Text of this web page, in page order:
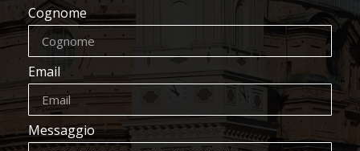
Cognome
Email
Messaggio